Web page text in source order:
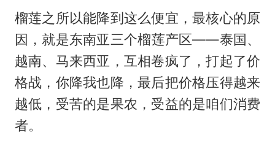
榴莲之所以能降到这么便宜，最核心的原
因，就是东南亚三个榴莲产区——泰国、
越南、马来西亚，互相卷疯了，打起了价
格战，你降我也降，最后把价格压得越来
越低，受苦的是果农，受益的是咱们消费
者。